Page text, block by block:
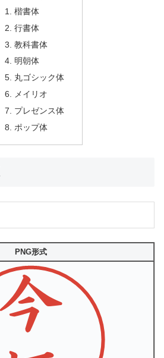
楷書体
行書体
教科書体
明朝体
丸ゴシック体
メイリオ
プレゼンス体
ポップ体
PNG形式